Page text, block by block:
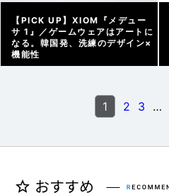
【PICK UP】XIOM『メデュー
サ 1』／ゲームウェアはアートに
なる。韓国発、洗練のデザイン×
機能性
1 2 3 …